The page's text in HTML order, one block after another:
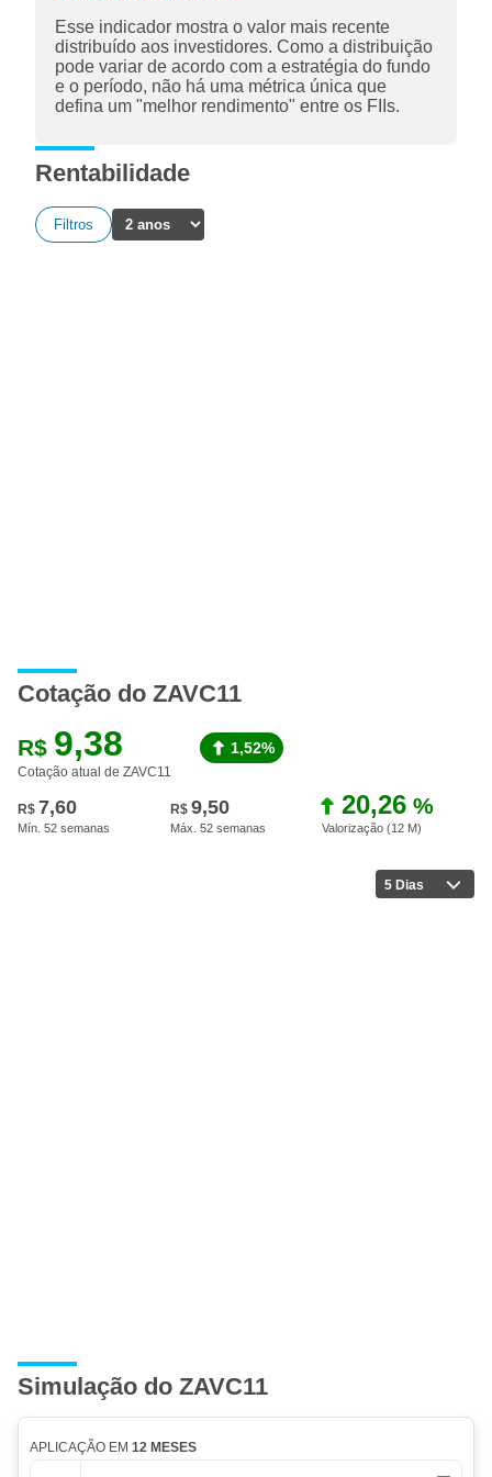
Esse indicador mostra o valor mais recente
distribuído aos investidores. Como a distribuição
pode variar de acordo com a estratégia do fundo
e o período, não há uma métrica única que
defina um "melhor rendimento" entre os FIIs.
Rentabilidade
Filtros
Cotação do ZAVC11
R$ 9,38
Cotação atual de ZAVC11
1,52%
R$ 7,60
Mín. 52 semanas
R$ 9,50
Máx. 52 semanas
20,26 %
Valorização (12 M)
5 Dias
Simulação do ZAVC11
APLICAÇÃO EM 12 MESES